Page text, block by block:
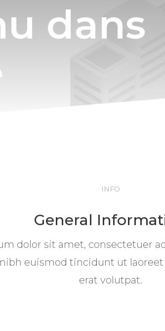
dans
INFO
General
dolor sit amet, consectetuer
euismod tincidunt ut
erat volutpat.